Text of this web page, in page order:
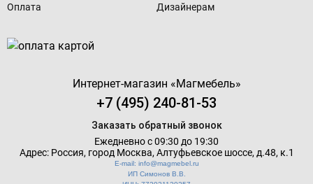
Оплата
Дизайнерам
Интернет-магазин «Магмебель»
+7 (495) 240-81-53
Заказать обратный звонок
Ежедневно с 09:30 до 19:30
Адрес: Россия, город Москва, Алтуфьевское шоссе, д.48, к.1
E-mail: info@magmebel.ru
ИП Симонов В.В.